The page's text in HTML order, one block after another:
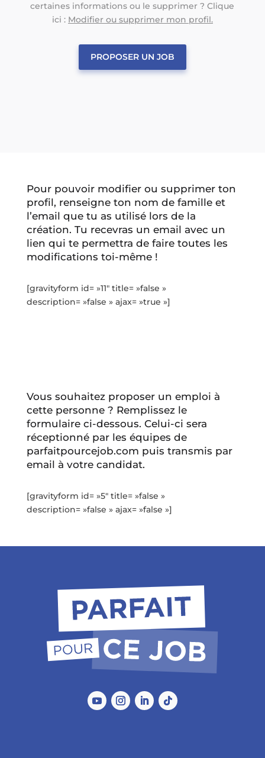
certaines informations ou le supprimer ? Clique
ici : Modifier ou supprimer mon profil.
PROPOSER UN JOB
Pour pouvoir modifier ou supprimer ton
profil, renseigne ton nom de famille et
l’email que tu as utilisé lors de la
création. Tu recevras un email avec un
lien qui te permettra de faire toutes les
modifications toi-même !
[gravityform id= »11″ title= »false »
description= »false » ajax= »true »]
Vous souhaitez proposer un emploi à
cette personne ? Remplissez le
formulaire ci-dessous. Celui-ci sera
réceptionné par les équipes de
parfaitpourcejob.com puis transmis par
email à votre candidat.
[gravityform id= »5″ title= »false »
description= »false » ajax= »false »]